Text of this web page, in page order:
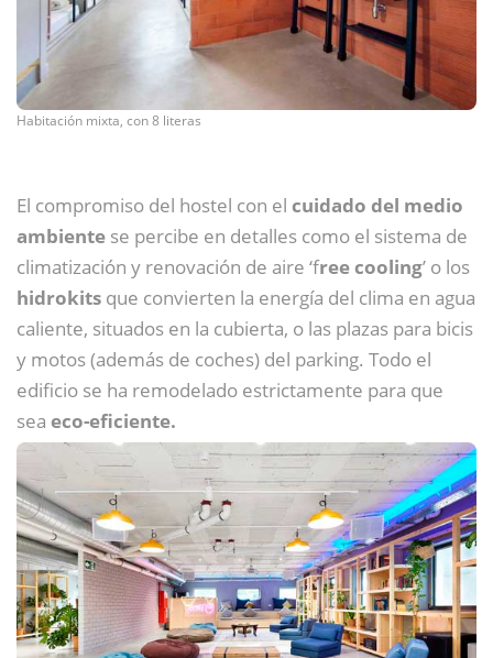
Habitación mixta, con 8 literas
El compromiso del hostel con el cuidado del medio
ambiente se percibe en detalles como el sistema de
climatización y renovación de aire ‘free cooling’ o los
hidrokits que convierten la energía del clima en agua
caliente, situados en la cubierta, o las plazas para bicis
y motos (además de coches) del parking. Todo el
edificio se ha remodelado estrictamente para que
sea eco-eficiente.